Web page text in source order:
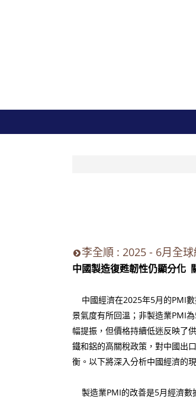
李全順 : 2025 - 6月全
中國製造復甦韌性仍顯分化
中國經濟在2025年5月的PMI數
景氣度有所回溫；非製造業PMI
幅提振，但價格持續低迷反映了
鐵和鋁的高關稅政策，對中國出
衡。以下將深入分析中國經濟的
製造業PMI的改善是5月經濟數